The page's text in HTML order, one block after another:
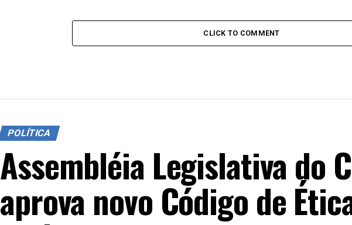
CLICK TO COMMENT
POLÍTICA
Assembléia Legislativa do
aprova novo Código de